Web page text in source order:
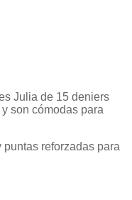
Julia de 15 deniers
son cómodas para
reforzadas para